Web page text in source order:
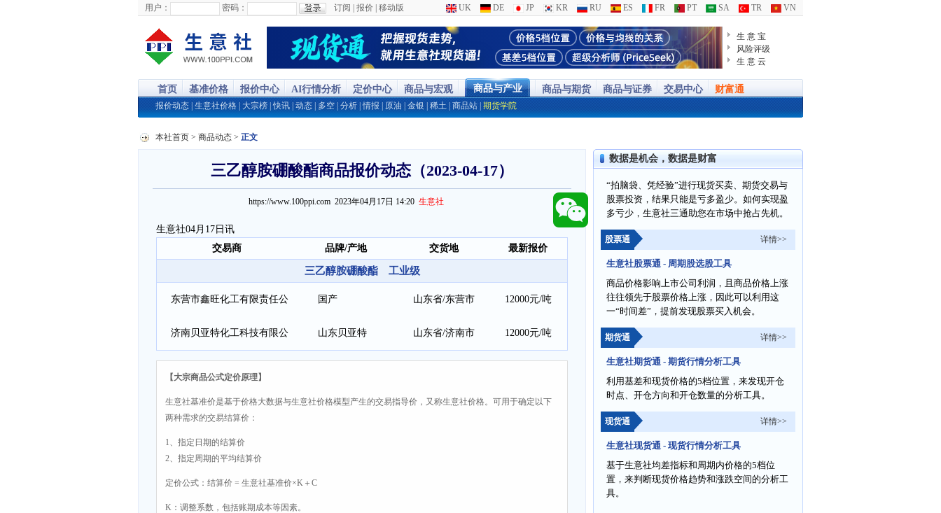
用户： 密码： 订阅 报价 移动版 UK DE JP KR RU ES FR PT SA TR VN
生 意 宝
风险评级
生 意 云
首页 基准价格 报价中心 AI行情分析 定价中心 商品与宏观 商品与产业 商品与期货 商品与证券 交易中心 财富通
报价动态 生意社价格 大宗榜 |快讯 动态 多空 分析 |情报 原油 金银 稀土 商品站 期货学院
本社首页 > 商品动态 > 正文
三乙醇胺硼酸酯商品报价动态（2023-04-17）
https://www.100ppi.com 2023年04月17日 14:20 生意社
生意社04月17日讯
交易商
品牌/产地 交货地 最新报价
三乙醇胺硼酸酯 工业级
东营市鑫旺化工有限责任公
司
国产 山东省/东营市 12000元/吨
济南贝亚特化工科技有限公 山东贝亚特 山东省/济南市 12000元/吨
【大宗商品公式定价原理】
生意社基准价是基于价格大数据与生意社价格模型产生的交易指导价，又称生意社价格。可用于确定以下
两种需求的交易结算价：
1、指定日期的结算价
2、指定周期的平均结算价
定价公式：结算价 = 生意社基准价×K＋C
K：调整系数，包括账期成本等因素。
数据是机会，数据是财富
“拍脑袋、凭经验”进行现货买卖、期货交易与
股票投资，结果只能是亏多盈少。如何实现盈
多亏少，生意社三通助您在市场中抢占先机。
股票通 详情>>
生意社股票通 - 周期股选股工具
商品价格影响上市公司利润，且商品价格上涨
往往领先于股票价格上涨，因此可以利用这
一“时间差”，提前发现股票买入机会。
期货通 详情>>
生意社期货通 - 期货行情分析工具
利用基差和现货价格的5档位置，来发现开仓
时点、开仓方向和开仓数量的分析工具。
现货通 详情>>
生意社现货通 - 现货行情分析工具
基于生意社均差指标和周期内价格的5档位
置，来判断现货价格趋势和涨跌空间的分析工
具。